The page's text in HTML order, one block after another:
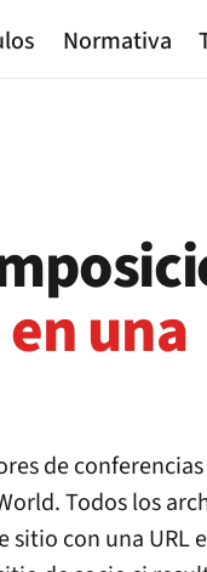
Normativa
una
de
Todos los
con una URL